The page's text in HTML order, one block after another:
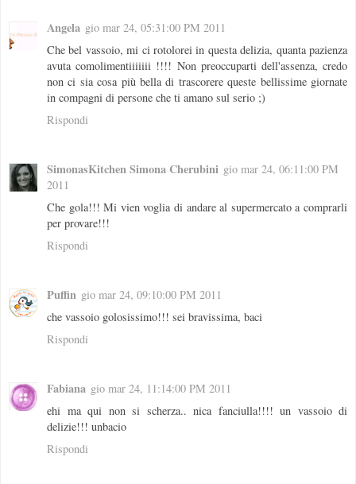
Angela gio mar 24, 05:31:00 PM 2011
Che bel vassoio, mi ci rotolorei in questa delizia, quanta pazienza
avuta comolimentiiiiiii !!!! Non preoccuparti dell'assenza, credo
non ci sia cosa più bella di trascorere queste bellissime giornate
in compagni di persone che ti amano sul serio ;)
Rispondi
SimonasKitchen Simona Cherubini gio mar 24, 06:11:00 PM
2011
Che gola!!! Mi vien voglia di andare al supermercato a comprarli
per provare!!!
Rispondi
Puffin gio mar 24, 09:10:00 PM 2011
che vassoio golosissimo!!! sei bravissima, baci
Rispondi
Fabiana gio mar 24, 11:14:00 PM 2011
ehi ma qui non si scherza.. nica fanciulla!!!! un vassoio di
delizie!!! unbacio
Rispondi